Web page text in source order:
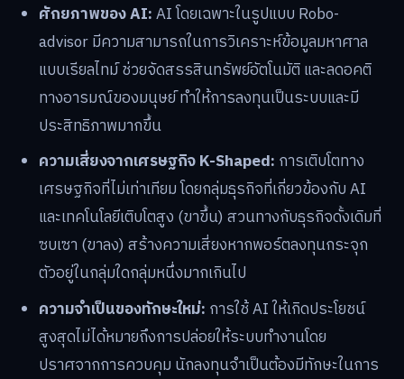
ศักยภาพของ AI:AI โดยเฉพาะในรูปแบบ Robo-
advisor มีความสามารถในการวิเคราะห์ข้อมูลมหาศาล
แบบเรียลไทม์ ช่วยจัดสรรสินทรัพย์อัตโนมัติ และลดอคติ
ทางอารมณ์ของมนุษย์ ทำให้การลงทุนเป็นระบบและมี
ประสิทธิภาพมากขึ้น
ความเสี่ยงจากเศรษฐกิจ K-Shaped: การเติบโตทาง
เศรษฐกิจที่ไม่เท่าเทียม โดยกลุ่มธุรกิจที่เกี่ยวข้องกับ AI
และเทคโนโลยีเติบโตสูง (ขาขึ้น) สวนทางกับธุรกิจดั้งเดิมที่
ซบเซา (ขาลง) สร้างความเสี่ยงหากพอร์ตลงทุนกระจุก
ตัวอยู่ในกลุ่มใดกลุ่มหนึ่งมากเกินไป
ความจำเป็นของทักษะใหม่: การใช้ AI ให้เกิดประโยชน์
สูงสุดไม่ได้หมายถึงการปล่อยให้ระบบทำงานโดย
ปราศจากการควบคุม นักลงทุนจำเป็นต้องมีทักษะในการ